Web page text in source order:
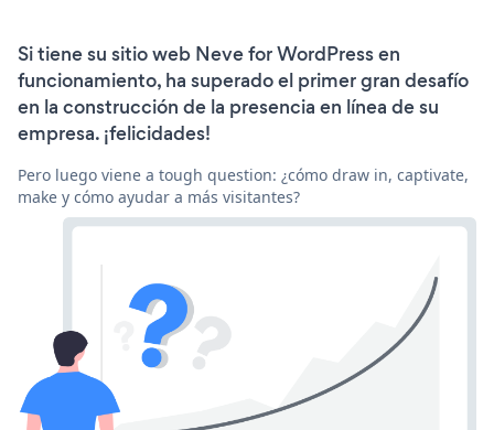
Si tiene su sitio web Neve for WordPress en
funcionamiento, ha superado el primer gran desafío
en la construcción de la presencia en línea de su
empresa. ¡felicidades!
Pero luego viene a tough question: ¿cómo draw in, captivate,
make y cómo ayudar a más visitantes?